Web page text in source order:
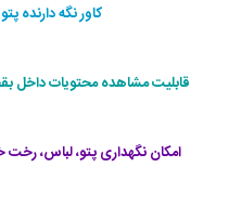
کاور نگه دارنده
قابلیت مشاهده محتویات داخل
امکان نگهداری پتو، لباس،